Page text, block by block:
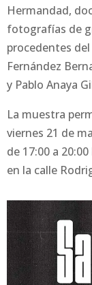
Hermandad,
fotografías de
procedentes del
Fernández
y Pablo Anaya
La muestra
viernes 21 de
de 17:00 a
en la calle